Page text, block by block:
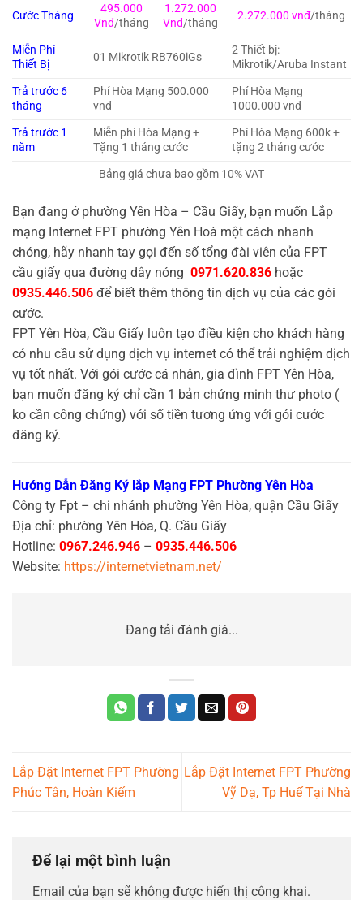
Cước Tháng
495.000
Vnđ/tháng
1.272.000
Vnđ/tháng
2.272.000 vnđ/tháng
Miễn Phí
Thiết Bị
01 Mikrotik RB760iGs
2 Thiết bị:
Mikrotik/Aruba Instant
Trả trước 6
tháng
Phí Hòa Mạng 500.000
vnđ
Phí Hòa Mạng
1000.000 vnđ
Trả trước 1
năm
Miễn phí Hòa Mạng +
Tặng 1 tháng cước
Phí Hòa Mạng 600k +
tặng 2 tháng cước
Bảng giá chưa bao gồm 10% VAT
Bạn đang ở phường Yên Hòa – Cầu Giấy, bạn muốn Lắp
mạng Internet FPT phường Yên Hoà một cách nhanh
chóng, hãy nhanh tay gọi đến số tổng đài viên của FPT
cầu giấy qua đường dây nóng 0971.620.836 hoặc
0935.446.506 để biết thêm thông tin dịch vụ của các gói
cước.
FPT Yên Hòa, Cầu Giấy luôn tạo điều kiện cho khách hàng
có nhu cầu sử dụng dịch vụ internet có thể trải nghiệm dịch
vụ tốt nhất. Với gói cước cá nhân, gia đình FPT Yên Hòa,
bạn muốn đăng ký chỉ cần 1 bản chứng minh thư photo (
ko cần công chứng) với số tiền tương ứng với gói cước
đăng ký.
Hướng Dẫn Đăng Ký lắp Mạng FPT Phường Yên Hòa
Công ty Fpt – chi nhánh phường Yên Hòa, quận Cầu Giấy
Địa chỉ: phường Yên Hòa, Q. Cầu Giấy
Hotline: 0967.246.946 – 0935.446.506
Website: https://internetvietnam.net/
Đang tải đánh giá...
Lắp Đặt Internet FPT Phường
Phúc Tân, Hoàn Kiếm
Lắp Đặt Internet FPT Phường
Vỹ Dạ, Tp Huế Tại Nhà
Để lại một bình luận
Email của bạn sẽ không được hiển thị công khai.